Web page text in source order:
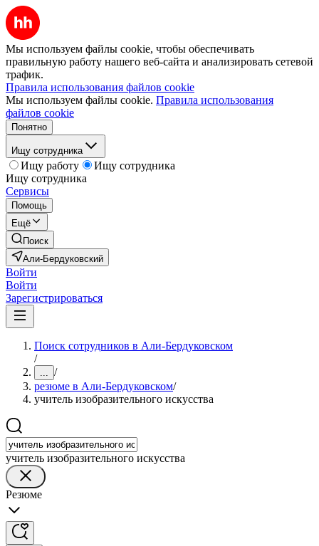
Мы используем файлы cookie, чтобы обеспечивать
правильную работу нашего веб-сайта и анализировать сетевой
трафик.
Правила использования файлов cookie
Мы используем файлы cookie. Правила использования
файлов cookie
Понятно
Ищу сотрудника
Ищу работу
Ищу сотрудника
Ищу сотрудника
Сервисы
Помощь
Ещё
Поиск
Али-Бердуковский
Войти
Войти
Зарегистрироваться
Поиск сотрудников в Али-Бердуковском
/
... /
резюме в Али-Бердуковском/
учитель изобразительного искусства
учитель изобразительного искусства
Резюме